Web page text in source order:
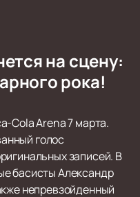
на сцену:
рока!
Cola Arena 7 марта.
голос
записей. В
басисты Александр
непревзойденный